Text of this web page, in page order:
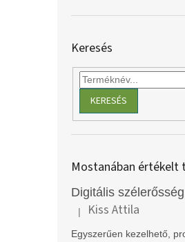
Keresés
KERESÉS
Mostanában értékelt
A termék értékelése 5-ből
| Kiss Attila
Egyszerűen kezelhető,